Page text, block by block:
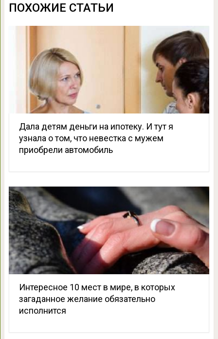
ПОХОЖИЕ СТАТЬИ
Дала детям деньги на ипотеку. И тут я
узнала о том, что невестка с мужем
приобрели автомобиль
Интересное 10 мест в мире, в которых
загаданное желание обязательно
исполнится